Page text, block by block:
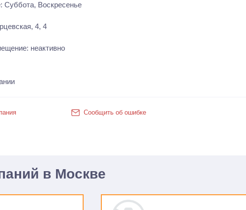
Суббота, Воскресенье
4, 4
неактивно
Сообщить об ошибке
в Москве